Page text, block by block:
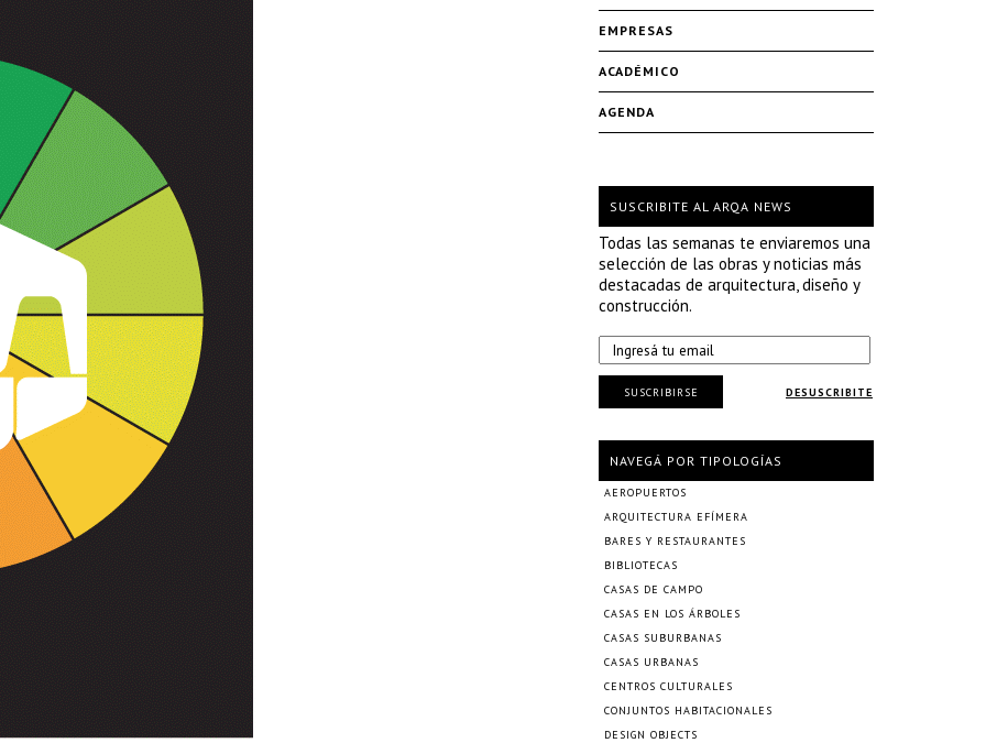
EMPRESAS
ACADÉMICO
AGENDA
SUSCRIBITE AL ARQA NEWS
Todas las semanas te enviaremos una
selección de las obras y noticias más
destacadas de arquitectura, diseño y
construcción.
DESUSCRIBITE
SUSCRIBIRSE
NAVEGÁ POR TIPOLOGÍAS
AEROPUERTOS
ARQUITECTURA EFÍMERA
BARES Y RESTAURANTES
BIBLIOTECAS
CASAS DE CAMPO
CASAS EN LOS ÁRBOLES
CASAS SUBURBANAS
CASAS URBANAS
CENTROS CULTURALES
CONJUNTOS HABITACIONALES
DESIGN OBJECTS